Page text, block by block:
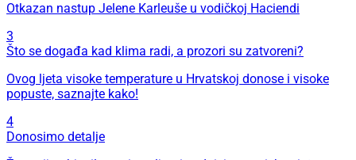
Otkazan nastup Jelene Karleuše u vodičkoj Haciendi
3
Što se događa kad klima radi, a prozori su zatvoreni?
Ovog ljeta visoke temperature u Hrvatskoj donose i visoke
popuste, saznajte kako!
4
Donosimo detalje